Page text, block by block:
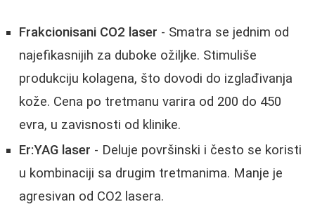
Frakcionisani CO2 laser - Smatra se jednim od
najefikasnijih za duboke ožiljke. Stimuliše
produkciju kolagena, što dovodi do izglađivanja
kože. Cena po tretmanu varira od 200 do 450
evra, u zavisnosti od klinike.
Er:YAG laser - Deluje površinski i često se koristi
u kombinaciji sa drugim tretmanima. Manje je
agresivan od CO2 lasera.